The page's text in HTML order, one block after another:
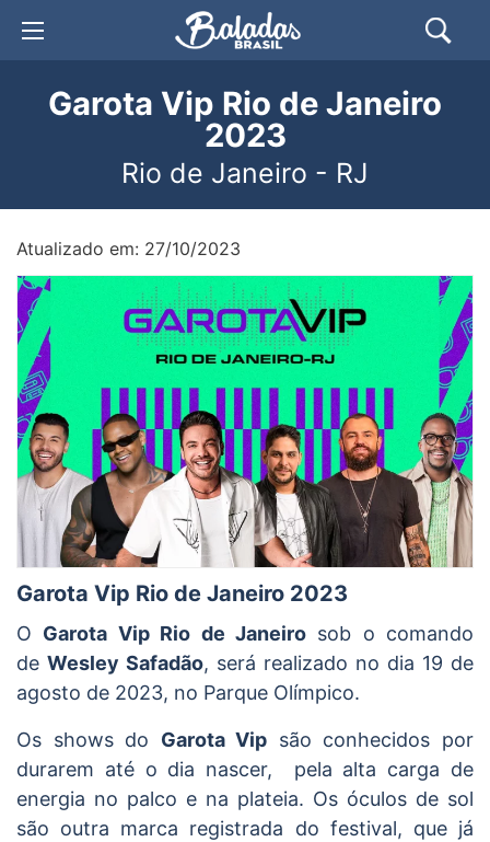
Garota Vip Rio de Janeiro
2023
Rio de Janeiro - RJ
Atualizado em: 27/10/2023
Garota Vip Rio de Janeiro 2023
O Garota Vip Rio de Janeirosob o comando
de Wesley Safadão, será realizado no dia 19 de
agosto de 2023, no Parque Olímpico.
Os shows do Garota Vip são conhecidos por
durarem até o dia nascer, pela alta carga de
energia no palco e na plateia. Os óculos de sol
são outra marca registrada do festival, que já